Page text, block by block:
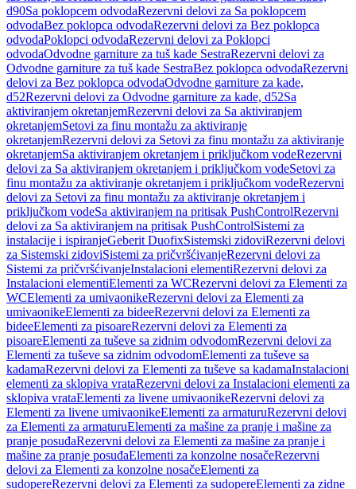
d90Sa poklopcem odvodaRezervni delovi za Sa poklopcem
odvodaBez poklopca odvodaRezervni delovi za Bez poklopca
odvodaPoklopci odvodaRezervni delovi za Poklopci
odvodaOdvodne garniture za tuš kade SestraRezervni delovi za
Odvodne garniture za tuš kade SestraBez poklopca odvodaRezervni
delovi za Bez poklopca odvodaOdvodne garniture za kade,
d52Rezervni delovi za Odvodne garniture za kade, d52Sa
aktiviranjem okretanjemRezervni delovi za Sa aktiviranjem
okretanjemSetovi za finu montažu za aktiviranje
okretanjemRezervni delovi za Setovi za finu montažu za aktiviranje
okretanjemSa aktiviranjem okretanjem i priključkom vodeRezervni
delovi za Sa aktiviranjem okretanjem i priključkom vodeSetovi za
finu montažu za aktiviranje okretanjem i priključkom vodeRezervni
delovi za Setovi za finu montažu za aktiviranje okretanjem i
priključkom vodeSa aktiviranjem na pritisak PushControlRezervni
delovi za Sa aktiviranjem na pritisak PushControlSistemi za
instalacije i ispiranjeGeberit DuofixSistemski zidoviRezervni delovi
za Sistemski zidoviSistemi za pričvršćivanjeRezervni delovi za
Sistemi za pričvršćivanjeInstalacioni elementiRezervni delovi za
Instalacioni elementiElementi za WCRezervni delovi za Elementi za
WCElementi za umivaonikeRezervni delovi za Elementi za
umivaonikeElementi za bideeRezervni delovi za Elementi za
bideeElementi za pisoareRezervni delovi za Elementi za
pisoareElementi za tuševe sa zidnim odvodomRezervni delovi za
Elementi za tuševe sa zidnim odvodomElementi za tuševe sa
kadamaRezervni delovi za Elementi za tuševe sa kadamaInstalacioni
elementi za sklopiva vrataRezervni delovi za Instalacioni elementi za
sklopiva vrataElementi za livene umivaonikeRezervni delovi za
Elementi za livene umivaonikeElementi za armaturuRezervni delovi
za Elementi za armaturuElementi za mašine za pranje i mašine za
pranje posuđaRezervni delovi za Elementi za mašine za pranje i
mašine za pranje posuđaElementi za konzolne nosačeRezervni
delovi za Elementi za konzolne nosačeElementi za
sudopereRezervni delovi za Elementi za sudopereElementi za zidne